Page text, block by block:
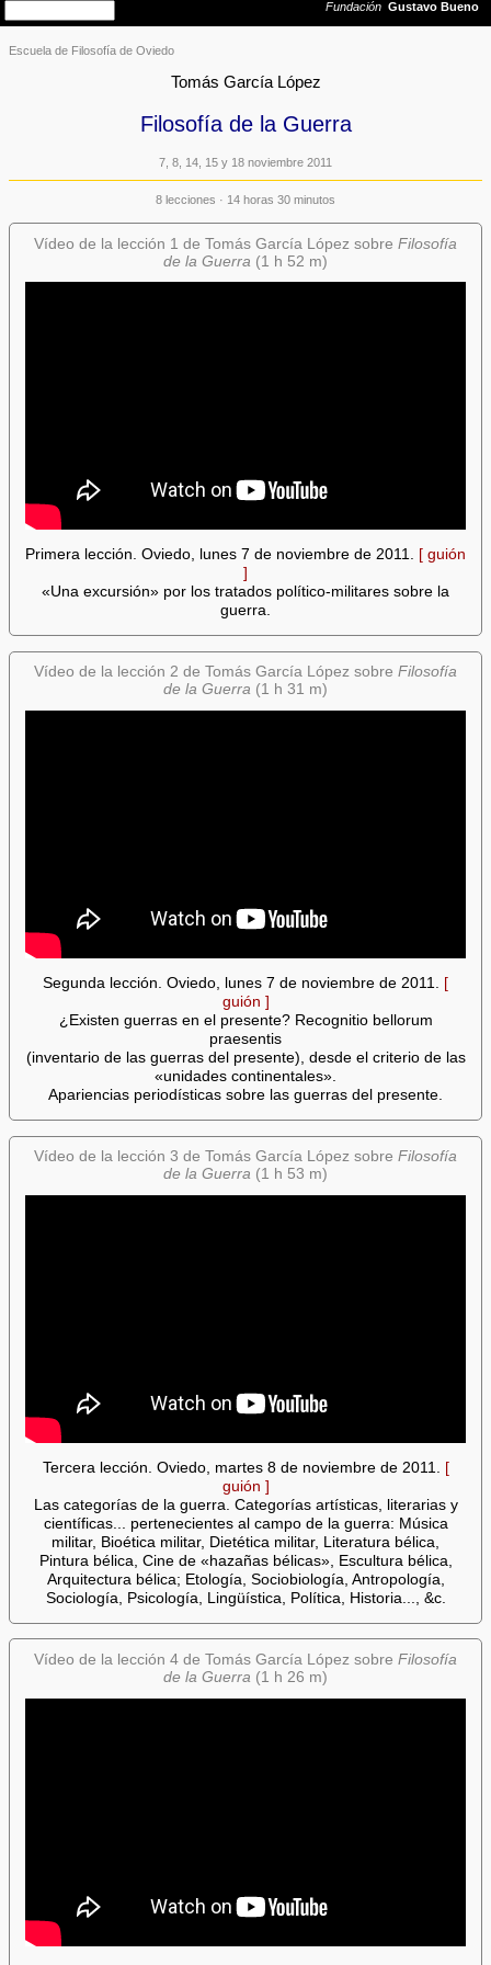
Escuela de Filosofía de Oviedo
Tomás García López
Filosofía de la Guerra
7, 8, 14, 15 y 18 noviembre 2011
8 lecciones · 14 horas 30 minutos
Vídeo de la lección 1 de Tomás García López sobre Filosofía
de la Guerra (1 h 52 m)
Primera lección. Oviedo, lunes 7 de noviembre de 2011. [ guión
]
«Una excursión» por los tratados político-militares sobre la
guerra.
Vídeo de la lección 2 de Tomás García López sobre Filosofía
de la Guerra (1 h 31 m)
Segunda lección. Oviedo, lunes 7 de noviembre de 2011. [
guión ]
¿Existen guerras en el presente? Recognitio bellorum
praesentis
(inventario de las guerras del presente), desde el criterio de las
«unidades continentales».
Apariencias periodísticas sobre las guerras del presente.
Vídeo de la lección 3 de Tomás García López sobre Filosofía
de la Guerra (1 h 53 m)
Tercera lección. Oviedo, martes 8 de noviembre de 2011. [
guión ]
Las categorías de la guerra. Categorías artísticas, literarias y
científicas... pertenecientes al campo de la guerra: Música
militar, Bioética militar, Dietética militar, Literatura bélica,
Pintura bélica, Cine de «hazañas bélicas», Escultura bélica,
Arquitectura bélica; Etología, Sociobiología, Antropología,
Sociología, Psicología, Lingüística, Política, Historia..., &c.
Vídeo de la lección 4 de Tomás García López sobre Filosofía
de la Guerra (1 h 26 m)